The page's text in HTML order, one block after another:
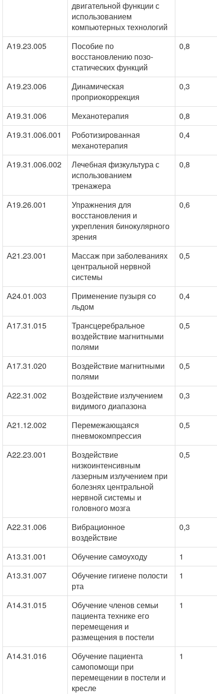
двигательной функции с
использованием
компьютерных технологий
А19.23.005
Пособие по
восстановлению позо-
статических функций
0,8
А19.23.006
Динамическая
проприокоррекция
0,3
А19.31.006 Механотерапия
0,8
А19.31.006.001
Роботизированная
механотерапия
0,4
А19.31.006.002
Лечебная физкультура с
использованием
тренажера
0,8
А19.26.001
Упражнения для
восстановления и
укрепления бинокулярного
зрения
0,6
А21.23.001
Массаж при заболеваниях
центральной нервной
системы
0,5
А24.01.003
Применение пузыря со
льдом
0,4
А17.31.015
Трансцеребральное
воздействие магнитными
полями
0,5
А17.31.020
Воздействие магнитными
полями
0,5
А22.31.002
Воздействие излучением
видимого диапазона
0,3
А21.12.002
Перемежающаяся
пневмокомпрессия
0,5
А22.23.001
Воздействие
низкоинтенсивным
лазерным излучением при
болезнях центральной
нервной системы и
головного мозга
0,5
А22.31.006
Вибрационное
воздействие
0,3
А13.31.001 Обучение самоуходу
1
А13.31.007
Обучение гигиене полости
рта
1
А14.31.015
Обучение членов семьи
пациента технике его
перемещения и
размещения в постели
1
А14.31.016
Обучение пациента
самопомощи при
перемещении в постели и
кресле
1